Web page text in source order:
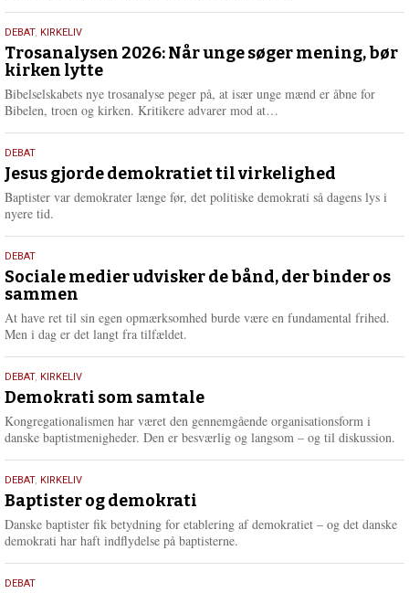
e
2.
juni
2026
DEBAT, KIRKELIV
Trosanalysen 2026: Når unge søger mening, bør
kirken lytte
Bibelselskabets nye trosanalyse peger på, at især unge mænd er åbne for
Bibelen, troen og kirken. Kritikere advarer mod at…
e
r
18.
maj
2026
DEBAT
Jesus gjorde demokratiet til virkelighed
Baptister var demokrater længe før, det politiske demokrati så dagens lys i
nyere tid.
18.
maj
2026
DEBAT
Sociale medier udvisker de bånd, der binder os
sammen
At have ret til sin egen opmærksomhed burde være en fundamental frihed.
Men i dag er det langt fra tilfældet.
18.
maj
2026
DEBAT, KIRKELIV
Demokrati som samtale
Kongregationalismen har været den gennemgående organisationsform i
danske baptistmenigheder. Den er besværlig og langsom – og til diskussion.
18.
maj
2026
DEBAT, KIRKELIV
Baptister og demokrati
Danske baptister fik betydning for etablering af demokratiet – og det danske
demokrati har haft indflydelse på baptisterne.
18.
DEBAT